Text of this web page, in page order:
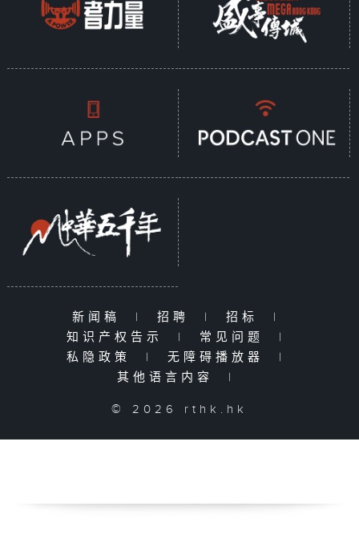
新闻稿 | 招聘 | 招标
|
知识产权告示
| 常见问题
|
私隐政策
| 无障碍播放器
|
其他语言内容
|
© 2026 rthk.hk